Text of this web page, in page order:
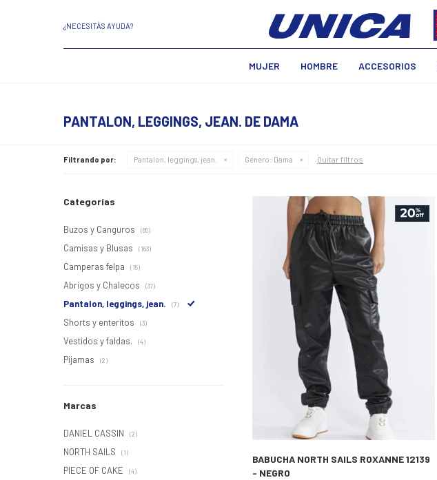
MUJER HOMBRE ACCESORIOS
¿NECESITÁS AYUDA?
PANTALON, LEGGINGS, JEAN. DE DAMA
Filtrando por: Pantalon, leggings, jean. Género: Dama Quitar filtros
BABUCHA NORTH SAILS ROXANNE 12139
- NEGRO
Categorías
Buzos y Canguros (65)
Camisas y Blusas (163)
Camperas felpa (15)
Abrigos y Chalecos (37)
Pantalon, leggings, jean. (7)
Shorts y enteritos (3)
Vestidos y faldas. (4)
Pijamas (2)
Marcas
DANIEL CASSIN (2)
NORTH SAILS (1)
PIECE OF CAKE (4)